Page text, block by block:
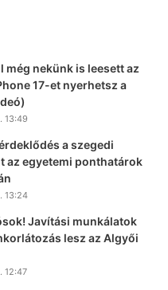
még nekünk is leesett az
17-et nyerhetsz a
13:49
a szegedi
az egyetemi ponthatárok
13:24
Javítási munkálatok
lesz az Algyői
12:47